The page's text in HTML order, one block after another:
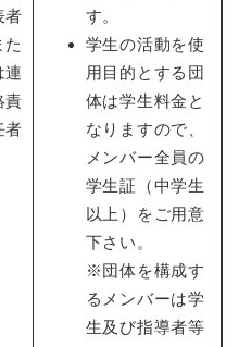
者
た
連
責
者
す。
学生の活動を使
用目的とする団
体は学生料金と
なりますので、
メンバー全員の
学生証（中学生
以上）をご用意
下さい。
※団体を構成す
るメンバーは学
生及び指導者等